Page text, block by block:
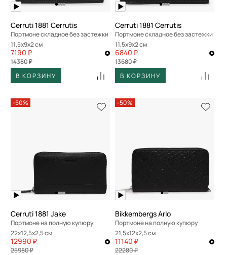
Cerruti 1881 Cerrutis
Портмоне складное без застежки
11,5x9x2 см
7190 ₽
14380 ₽
В КОРЗИНУ
Cerruti 1881 Cerrutis
Портмоне складное без застежки
11,5x9x2 см
6840 ₽
13680 ₽
В КОРЗИНУ
-50%
Cerruti 1881 Jake
Портмоне на полную купюру
22x12,5x2,5 см
12990 ₽
25980 ₽
-50%
Bikkembergs Arlo
Портмоне на полную купюру
21,5x12x2,5 см
11140 ₽
22280 ₽